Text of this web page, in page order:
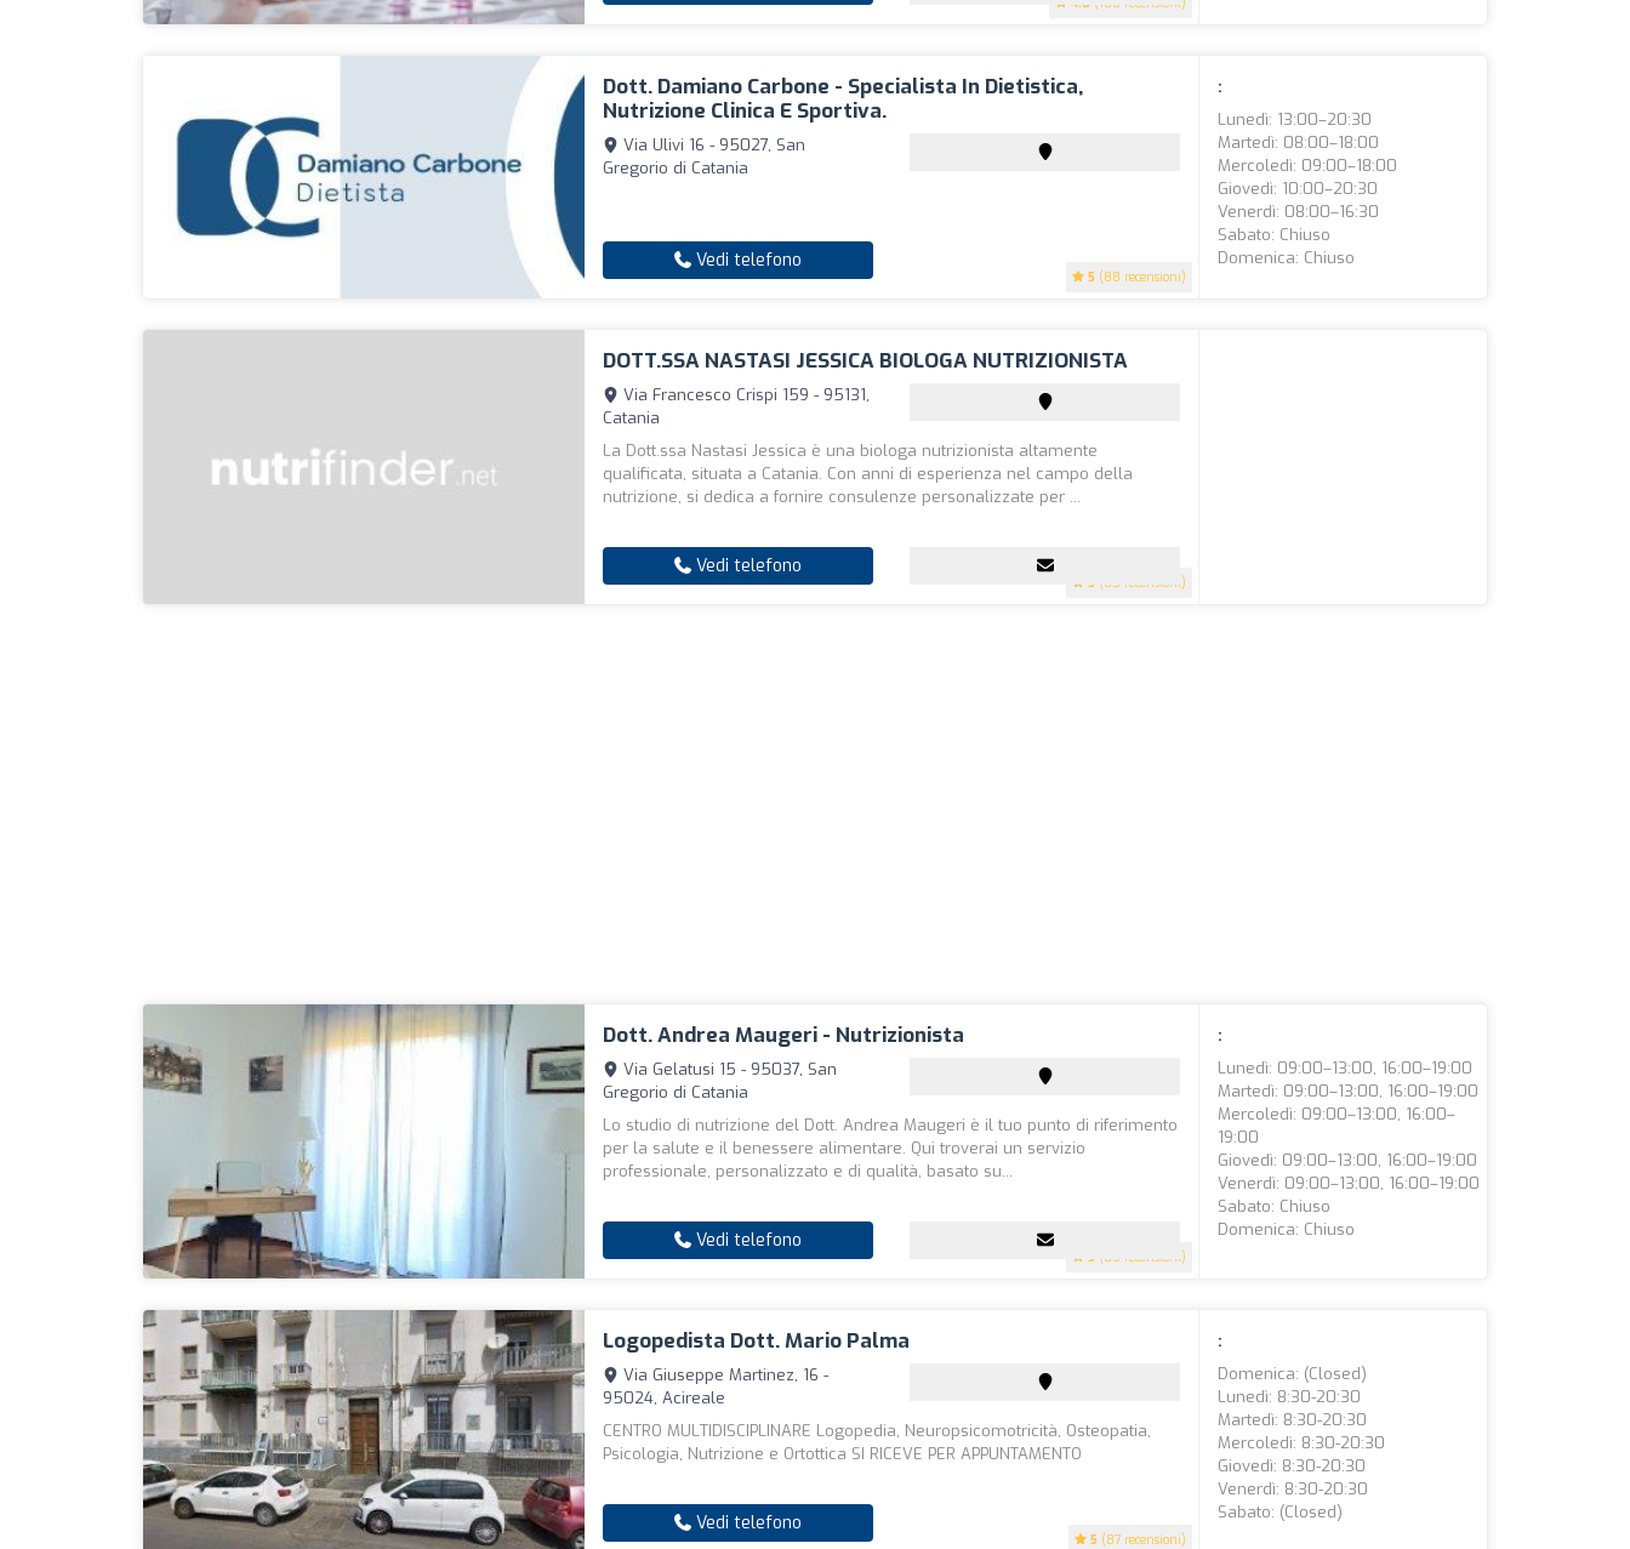
Dott. Damiano Carbone - Specialista In Dietistica,
Nutrizione Clinica E Sportiva.
5 (88 recensioni)
Via Ulivi 16 - 95027, San
Gregorio di Catania
Vedi telefono
:
Lunedì: 13:00–20:30
Martedì: 08:00–18:00
Mercoledì: 09:00–18:00
Giovedì: 10:00–20:30
Venerdì: 08:00–16:30
Sabato: Chiuso
Domenica: Chiuso
DOTT.SSA NASTASI JESSICA BIOLOGA NUTRIZIONISTA
5 (85 recensioni)
Via Francesco Crispi 159 - 95131,
Catania
La Dott.ssa Nastasi Jessica è una biologa nutrizionista altamente
qualificata, situata a Catania. Con anni di esperienza nel campo della
nutrizione, si dedica a fornire consulenze personalizzate per ...
Vedi telefono
Dott. Andrea Maugeri - Nutrizionista
5 (86 recensioni)
Via Gelatusi 15 - 95037, San
Gregorio di Catania
Lo studio di nutrizione del Dott. Andrea Maugeri è il tuo punto di riferimento
per la salute e il benessere alimentare. Qui troverai un servizio
professionale, personalizzato e di qualità, basato su...
Vedi telefono
:
Lunedì: 09:00–13:00, 16:00–19:00
Martedì: 09:00–13:00, 16:00–19:00
Mercoledì: 09:00–13:00, 16:00–
19:00
Giovedì: 09:00–13:00, 16:00–19:00
Venerdì: 09:00–13:00, 16:00–19:00
Sabato: Chiuso
Domenica: Chiuso
Logopedista Dott. Mario Palma
5 (87 recensioni)
Via Giuseppe Martinez, 16 -
95024, Acireale
CENTRO MULTIDISCIPLINARE Logopedia, Neuropsicomotricità, Osteopatia,
Psicologia, Nutrizione e Ortottica SI RICEVE PER APPUNTAMENTO
Vedi telefono
:
Domenica: (closed)
Lunedì: 8:30-20:30
Martedì: 8:30-20:30
Mercoledì: 8:30-20:30
Giovedì: 8:30-20:30
Venerdì: 8:30-20:30
Sabato: (closed)